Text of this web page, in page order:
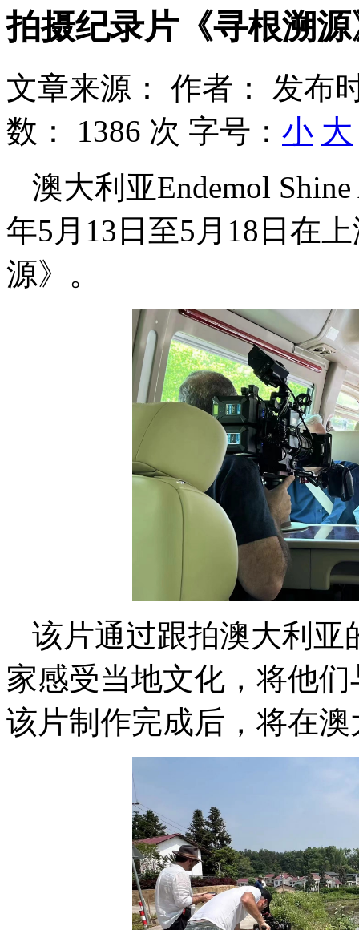
拍摄纪录片《寻根溯源
文章来源： 作者：
发布
数： 1386 次 字号： 小 大
澳大利亚Endemol
年5月13日至5月18日在
源》。
该片通过跟拍澳大利亚
家感受当地文化，将他
该片制作完成后，将在